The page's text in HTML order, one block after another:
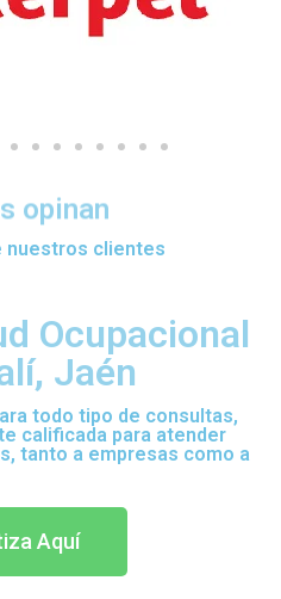
opinan
nuestros clientes
Ocupacional
Jaén
todo tipo de consultas,
calificada para atender
tanto a empresas como a
Aquí